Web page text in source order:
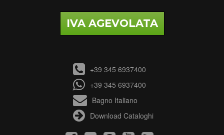
IVA AGEVOLATA
+39 345 6937400
+39 345 6937400
Bagno Italiano
Download Cataloghi